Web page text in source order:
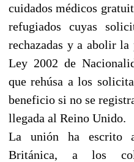
cuidados médicos
refugiados cuyas
rechazadas y a abolir
Ley 2002 de
que rehúsa a los
beneficio si no se
llegada al Reino Unido.
La unión ha escrito
Británica, a los